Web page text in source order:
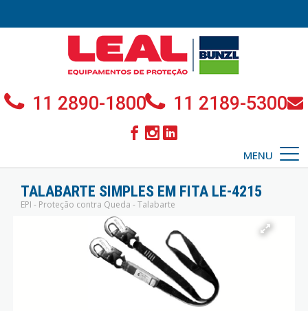
11 2890-1800 11 2189-5300
MENU
TALABARTE SIMPLES EM FITA LE-4215
EPI - Proteção contra Queda - Talabarte